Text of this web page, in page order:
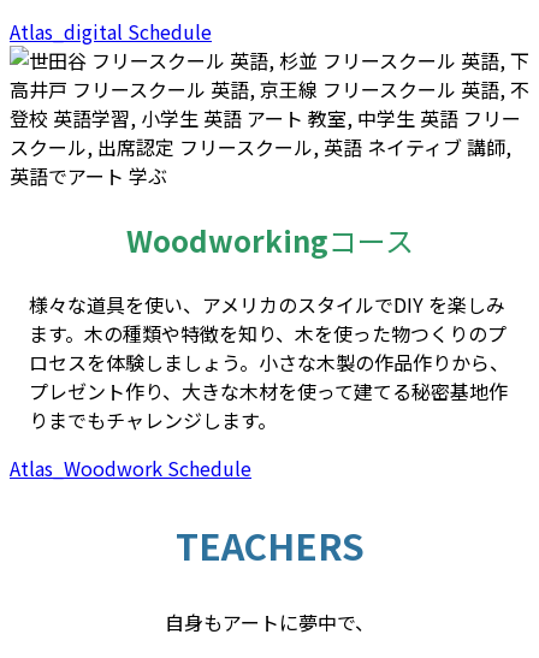
Atlas_digital Schedule
Woodworkingコース
様々な道具を使い、アメリカのスタイルでDIY を楽しみ
ます。木の種類や特徴を知り、木を使った物つくりのプ
ロセスを体験しましょう。小さな木製の作品作りから、
プレゼント作り、大きな木材を使って建てる秘密基地作
りまでもチャレンジします。
Atlas_Woodwork Schedule
TEACHERS
自身もアートに夢中で、